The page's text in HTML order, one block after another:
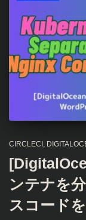
CIRCLECI
ンテナを
スコード